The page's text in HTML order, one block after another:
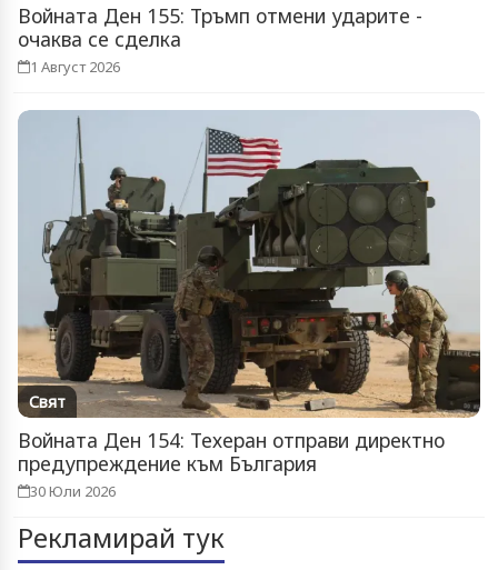
Войната Ден 155: Тръмп отмени ударите -
очаква се сделка
1 Август 2026
Свят
Войната Ден 154: Техеран отправи директно
предупреждение към България
30 Юли 2026
Рекламирай тук